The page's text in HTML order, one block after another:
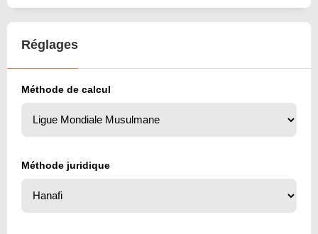
Réglages
Méthode de calcul
Méthode juridique